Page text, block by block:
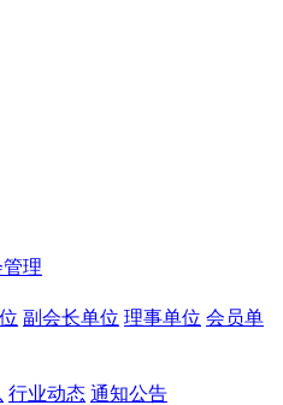
理
副会长单位 理事单位 会员单
行业动态 通知公告